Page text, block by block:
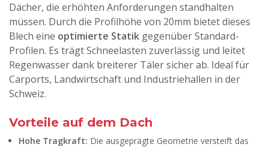
Dächer, die erhöhten Anforderungen standhalten
müssen. Durch die Profilhöhe von 20mm bietet dieses
Blech eine optimierte Statik gegenüber Standard-
Profilen. Es trägt Schneelasten zuverlässig und leitet
Regenwasser dank breiterer Täler sicher ab. Ideal für
Carports, Landwirtschaft und Industriehallen in der
Schweiz.
Vorteile auf dem Dach
Hohe Tragkraft: Die ausgeprägte Geometrie versteift das